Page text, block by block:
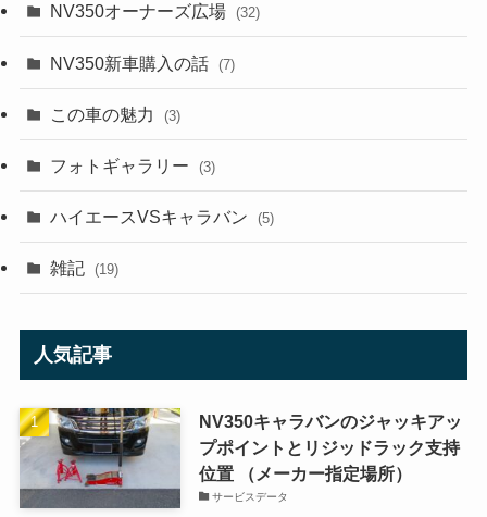
NV350オーナーズ広場 (32)
NV350新車購入の話 (7)
この車の魅力 (3)
フォトギャラリー (3)
ハイエースVSキャラバン (5)
雑記 (19)
人気記事
NV350キャラバンのジャッキアッ
プポイントとリジッドラック支持
位置 （メーカー指定場所）
サービスデータ